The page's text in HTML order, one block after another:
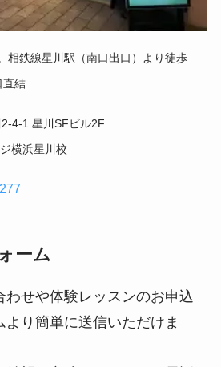
相鉄線星川駅（南口出口）より徒歩
直結
4-1 星川SFビル2F
横浜星川校
ーム
わせや体験レッスンのお申込
り簡単に送信いただけま